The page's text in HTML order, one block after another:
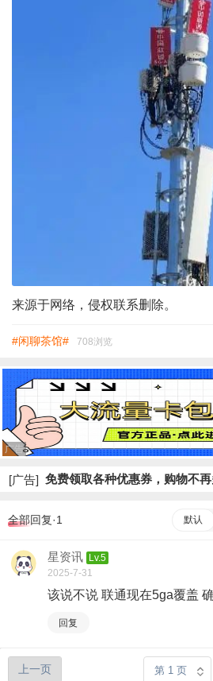
来源于网络，侵权联系删除。
#闲聊茶馆# 708浏览
广告
[广告] 免费领取各种优惠券，购物不再
全部回复·1 默认
星资讯
Lv.5
2025-7-31
该说不说 联通现在5ga覆盖
回复
上一页